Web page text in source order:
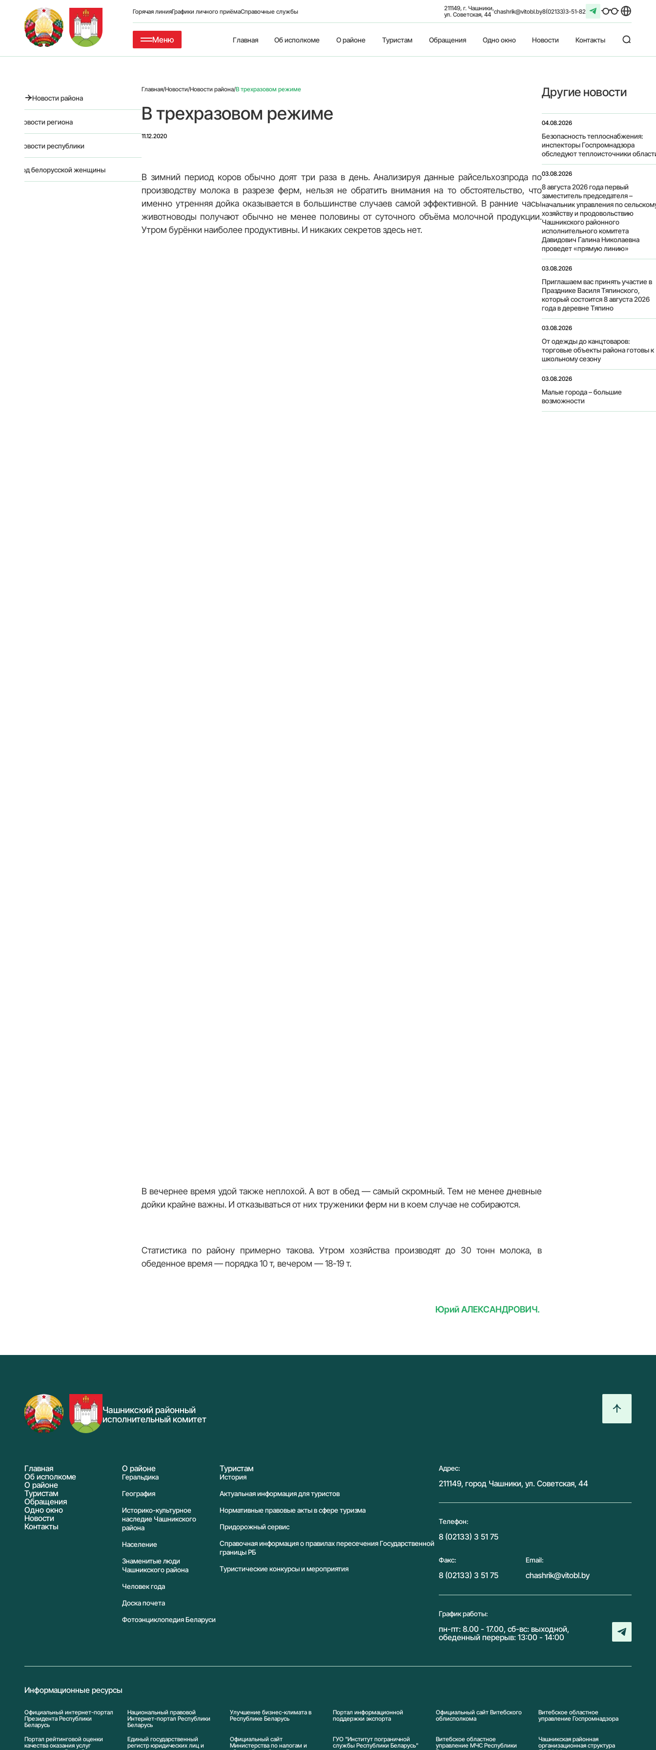
Горячая линияГрафики личного приёмаСправочные службы
211149, г. Чашники,
ул. Советская, 44 chashrik@vitobl.by8(02133)3-51-82
Меню Главная Об исполкоме О районе Туристам Обращения Одно окно Новости Контакты
Новости района
Новости региона
Новости республики
Год белорусской женщины
Главная/Новости/Новости района/В трехразовом режиме
В трехразовом режиме
11.12.2020
В зимний период коров обычно доят три раза в день. Анализируя данные райсельхозпрода по
производству молока в разрезе ферм, нельзя не обратить внимания на то обстоятельство, что
именно утренняя дойка оказывается в большинстве случаев самой эффективной. В ранние часы
животноводы получают обычно не менее половины от суточного объёма молочной продукции.
Утром бурёнки наиболее продуктивны. И никаких секретов здесь нет.
В вечернее время удой также неплохой. А вот в обед — самый скромный. Тем не менее дневные
дойки крайне важны. И отказываться от них труженики ферм ни в коем случае не собираются.
Статистика по району примерно такова. Утром хозяйства производят до 30 тонн молока, в
обеденное время — порядка 10 т, вечером — 18-19 т.
Юрий АЛЕКСАНДРОВИЧ.
Другие новости
04.08.2026
Безопасность теплоснабжения:
инспекторы Госпромнадзора
обследуют теплоисточники
03.08.2026
8 августа 2026 года первый
заместитель председателя –
начальник управления по
хозяйству и продовольствию
Чашникского районного
исполнительного комитета
Давидович Галина Николаевна
проведет «прямую линию»
03.08.2026
Приглашаем вас принять участие в
Празднике Василя Тяпинского,
который состоится 8 августа 2026
года в деревне Тяпино
03.08.2026
От одежды до канцтоваров:
торговые объекты района готовы к
школьному сезону
03.08.2026
Малые города – большие
возможности
Чашникский районный
исполнительный комитет
Главная
Об исполкоме
О районе
Туристам
Обращения
Одно окно
Новости
Контакты
О районе
Геральдика
География
Историко-культурное
наследие Чашникского
района
Население
Знаменитые люди
Чашникского района
Человек года
Доска почета
Фотоэнциклопедия Беларуси
Туристам
История
Актуальная информация для туристов
Нормативные правовые акты в сфере туризма
Придорожный сервис
Справочная информация о правилах пересечения Государственной
границы РБ
Туристические конкурсы и мероприятия
Адрес:
211149, город Чашники, ул. Советская, 44
Телефон:
8 (02133) 3 51 75
Факс:
8 (02133) 3 51 75
Email:
chashrik@vitobl.by
График работы:
пн-пт: 8.00 - 17.00, сб-вс: выходной,
обеденный перерыв: 13:00 - 14:00
Информационные ресурсы
Официальный интернет-портал
Президента Республики
Беларусь
Национальный правовой
Интернет-портал Республики
Беларусь
Улучшение бизнес-климата в
Республике Беларусь
Портал информационной
поддержки экспорта
Официальный сайт Витебского
облисполкома
Витебское областное
управление Госпромнадзора
Портал рейтинговой оценки
качества оказания услуг
Единый государственный
регистр юридических лиц и
Официальный сайт
Министерства по налогам и
ГУО "Институт пограничной
службы Республики Беларусь"
Витебское областное
управление МЧС Республики
Чашникская районная
организационная структура